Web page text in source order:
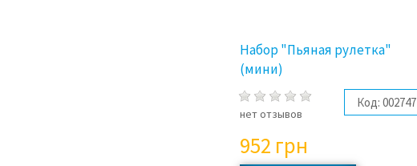
Набор "Пьяная рулетка"
(мини)
нет отзывов
Код: 002747
952 грн